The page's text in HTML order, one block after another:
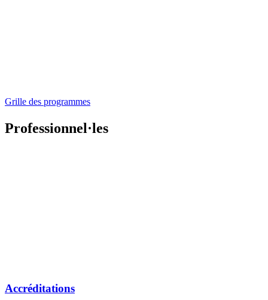
Grille des programmes
Professionnel·les
Accréditations